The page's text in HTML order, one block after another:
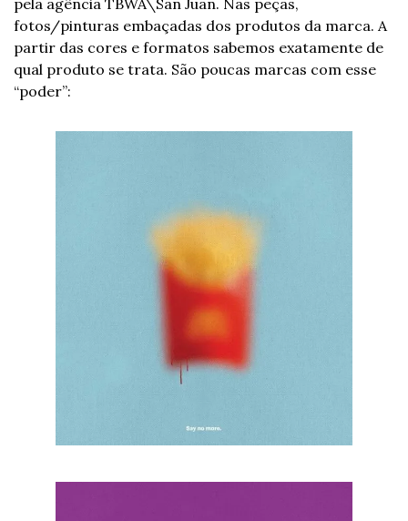
pela agência TBWA\San Juan. Nas peças,
fotos/pinturas embaçadas dos produtos da marca. A
partir das cores e formatos sabemos exatamente de
qual produto se trata. São poucas marcas com esse
“poder”: